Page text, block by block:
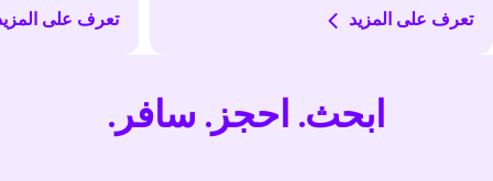
تعرف على المزيد تعرف على
ابحث. احجز. سافر.